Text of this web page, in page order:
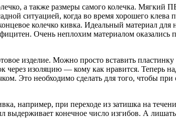
а также размеры самого колечка.
ситуацией, когда во время хорошего клева
колечко кивка. Идеальный материал
Очень неплохим материалом оказались
изделие. Можно просто вставить
изоляцию — кому как нравится. Теперь
Это необходимо сделать для того, чтобы
например, при переходе из затишка на
конечное число изгибов. А